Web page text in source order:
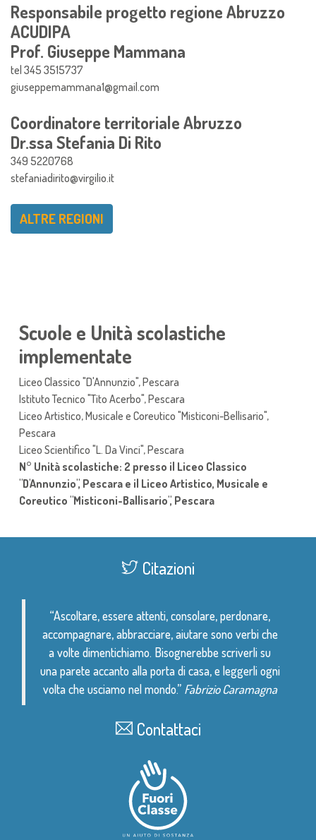
Responsabile progetto regione Abruzzo
ACUDIPA
Prof. Giuseppe Mammana
tel 345 3515737
giuseppemammana1@gmail.com
Coordinatore territoriale Abruzzo
Dr.ssa Stefania Di Rito
349 5220768
stefaniadirito@virgilio.it
ALTRE REGIONI
Scuole e Unità scolastiche
implementate
Liceo Classico "D'Annunzio", Pescara
Istituto Tecnico "Tito Acerbo", Pescara
Liceo Artistico, Musicale e Coreutico "Misticoni-Bellisario",
Pescara
Liceo Scientifico "L. Da Vinci", Pescara
N° Unità scolastiche: 2 presso il Liceo Classico
"D'Annunzio", Pescara e il Liceo Artistico, Musicale e
Coreutico "Misticoni-Ballisario", Pescara
Citazioni
“Ascoltare, essere attenti, consolare, perdonare,
accompagnare, abbracciare, aiutare sono verbi che
a volte dimentichiamo. Bisognerebbe scriverli su
una parete accanto alla porta di casa, e leggerli ogni
volta che usciamo nel mondo.” Fabrizio Caramagna
Contattaci